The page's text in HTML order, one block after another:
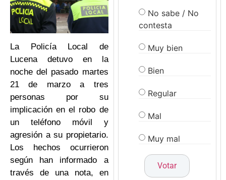
La Policía Local de
Lucena detuvo en la
noche del pasado martes
21 de marzo a tres
personas por su
implicación en el robo de
un teléfono móvil y
agresión a su propietario.
Los hechos ocurrieron
según han informado a
través de una nota, en
No sabe / No
contesta
Muy bien
Bien
Regular
Mal
Muy mal